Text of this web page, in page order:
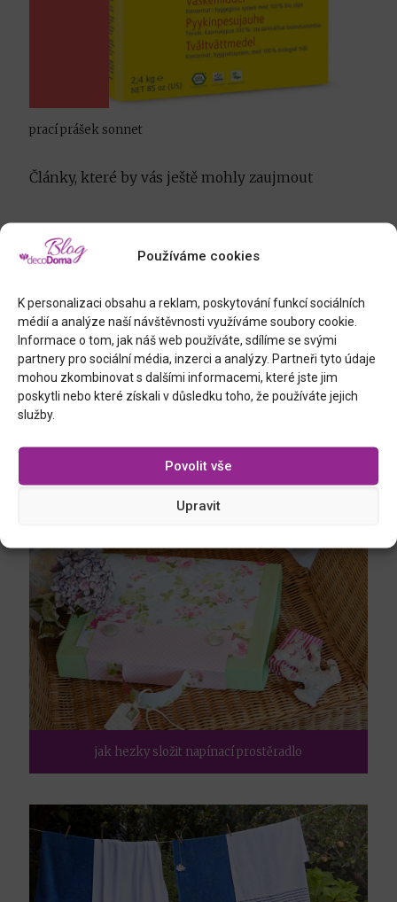
Používáme cookies
K personalizaci obsahu a reklam, poskytování funkcí sociálních
médií a analýze naší návštěvnosti využíváme soubory cookie.
Informace o tom, jak náš web používáte, sdílíme se svými
partnery pro sociální média, inzerci a analýzy. Partneři tyto údaje
mohou zkombinovat s dalšími informacemi, které jste jim
poskytli nebo které získali v důsledku toho, že používáte jejich
služby.
Povolit vše
Upravit
prací prášek sonnet
Články, které by vás ještě mohly zaujmout
babské rady do našeho století
jak hezky složit napínací prostěradlo